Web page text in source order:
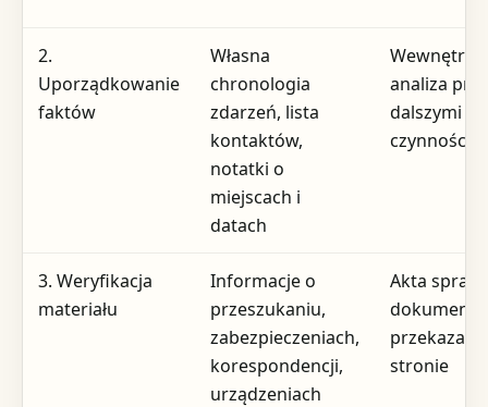
2.
Uporządkowanie
faktów
Własna
chronologia
zdarzeń, lista
kontaktów,
notatki o
miejscach i
datach
analiza
dalszymi
3. Weryfikacja
materiału
Informacje o
przeszukaniu,
zabezpieczeniach,
korespondencji,
urządzeniach
Akta
dokumenty
przekazane
stronie